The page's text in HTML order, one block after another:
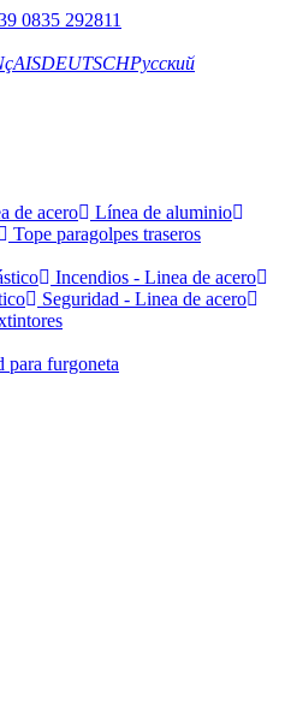
0835 292811
DEUTSCHРусский
de acero
Línea de aluminio
Tope paragolpes traseros
Incendios - Linea de acero
Seguridad - Linea de acero
para furgoneta